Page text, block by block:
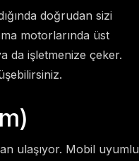
doğrudan sizi
motorlarında üst
da işletmenize çeker.
ulaşıyor. Mobil uyumlu